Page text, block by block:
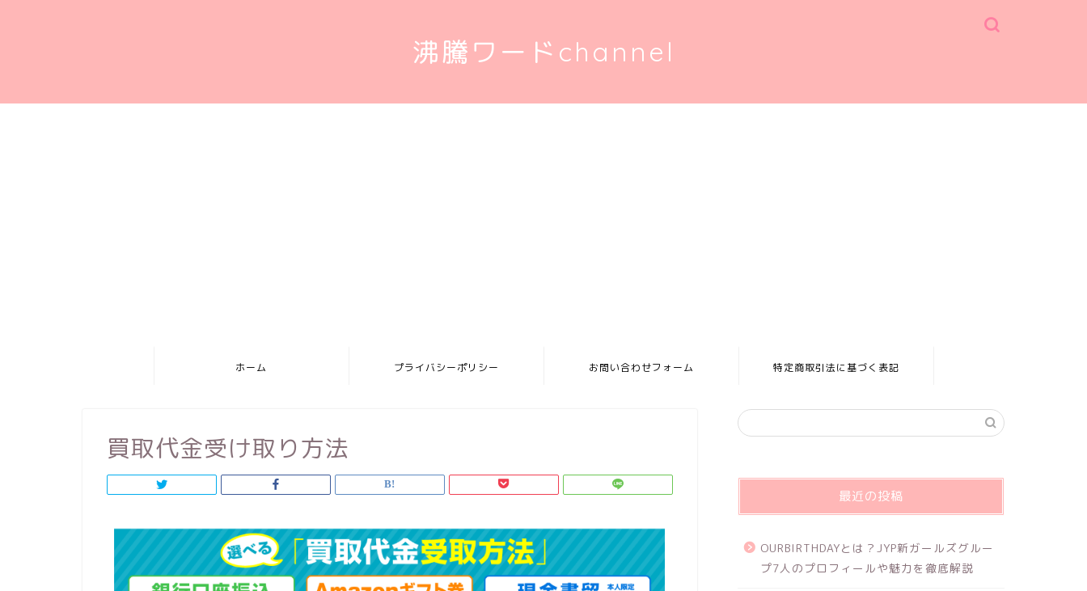
沸騰ワードchannel
ホーム プライバシーポリシー お問い合わせフォーム 特定商取引法に基づく表記
買取代金受け取り方法
最近の投稿
OURBIRTHDAYとは？JYP新ガールズグルー
プ7人のプロフィールや魅力を徹底解説